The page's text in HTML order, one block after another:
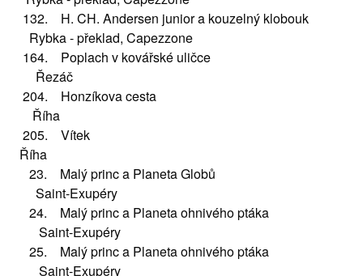
132. H. CH. Andersen junior a kouzelný klobouk
Rybka - překlad, Capezzone
164. Poplach v kovářské uličce
Řezáč
204. Honzíkova cesta
Říha
205. Vítek
Říha
23. Malý princ a Planeta Globů
Saint-Exupéry
24. Malý princ a Planeta ohnivého ptáka
Saint-Exupéry
25. Malý princ a Planeta ohnivého ptáka
Saint-Exupéry